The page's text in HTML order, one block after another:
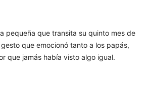
pequeña que transita su quinto mes de
que emocionó tanto a los papás,
que jamás había visto algo igual.